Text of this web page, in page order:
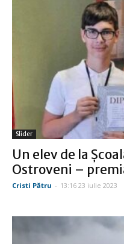
Slider
Un elev de la
Ostroveni –
Cristi Pătru - 13:16 23 iulie 2023